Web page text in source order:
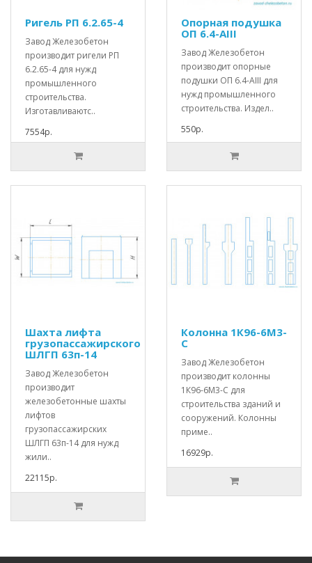
Ригель РП 6.2.65-4
Завод Железобетон
производит ригели РП
6.2.65-4 для нужд
промышленного
строительства.
Изготавливаютс..
7554р.
Опорная подушка
ОП 6.4-АIII
Завод Железобетон
производит опорные
подушки ОП 6.4-АIII для
нужд промышленного
строительства. Издел..
550р.
Шахта лифта
грузопассажирского
ШЛГП 63п-14
Завод Железобетон
производит
железобетонные шахты
лифтов
грузопассажирских
ШЛГП 63п-14 для нужд
жили..
22115р.
Колонна 1К96-6М3-
С
Завод Железобетон
производит колонны
1К96-6М3-С для
строительства зданий и
сооружений. Колонны
приме..
16929р.